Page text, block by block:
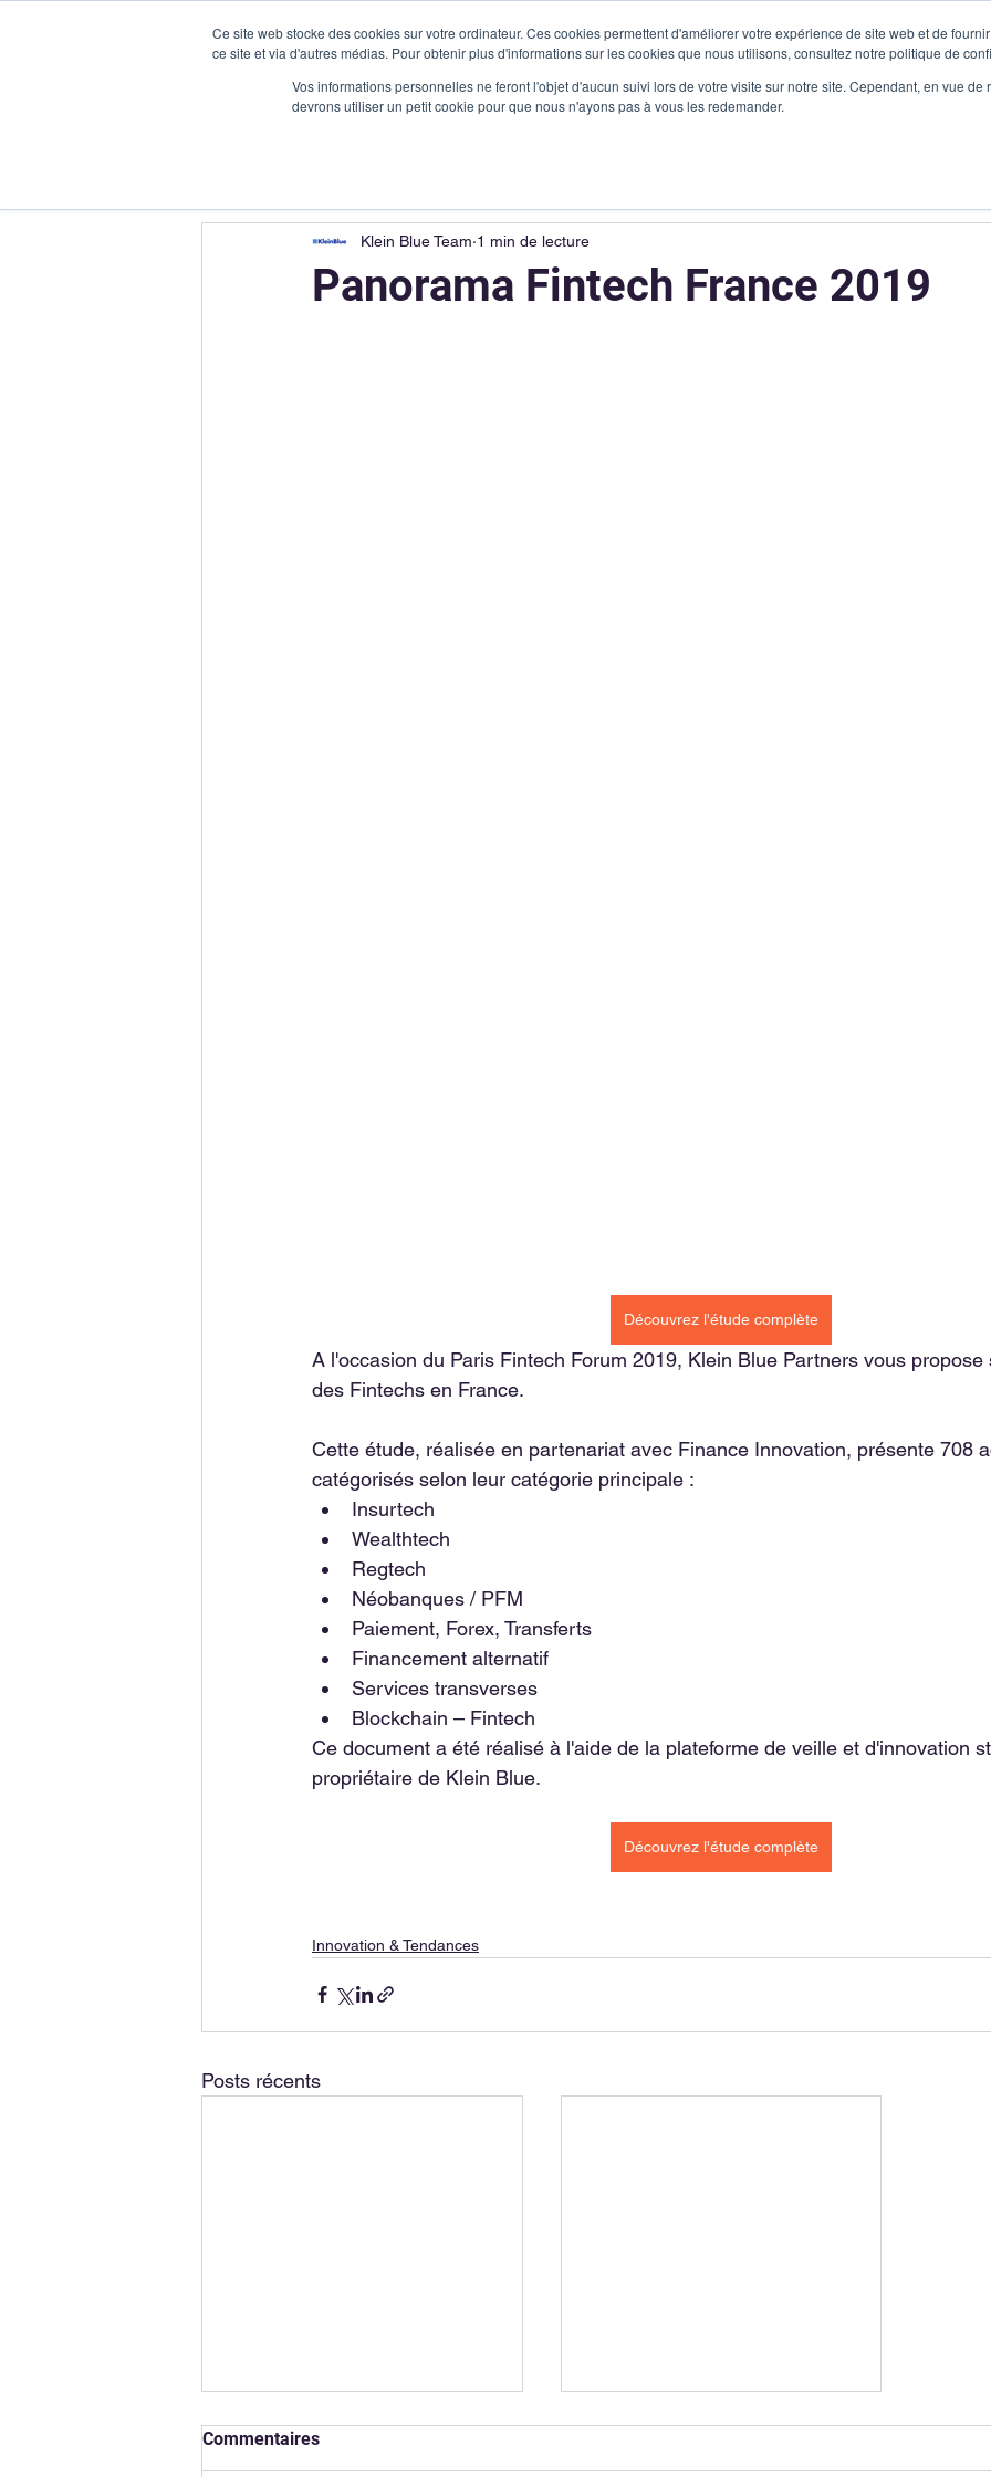
Ce site web stocke des cookies sur votre ordinateur. Ces cookies permettent d'améliorer votre expérience de site web et de
ce site et via d'autres médias. Pour obtenir plus d'informations sur les cookies que nous utilisons, consultez notre politique de
Vos informations personnelles ne feront l'objet d'aucun suivi lors de votre visite sur notre site. Cependant, en vue de
devrons utiliser un petit cookie pour que nous n'ayons pas à vous les redemander.
Produits Vous êtes Cas clients Ressources Me
Panorama Fintech France 2019
Klein Blue Team 1 min de lecture
Découvrez l'étude complète
A l'occasion du Paris Fintech Forum 2019, Klein Blue Partners vous propose
des Fintechs en France.
Cette étude, réalisée en partenariat avec Finance Innovation, présente 708
catégorisés selon leur catégorie principale :
Insurtech
Wealthtech
Regtech
Néobanques / PFM
Paiement, Forex, Transferts
Financement alternatif
Services transverses
Blockchain – Fintech
Ce document a été réalisé à l'aide de la plateforme de veille et d'innovation
propriétaire de Klein Blue.
Découvrez l'étude complète
Innovation & Tendances
Posts récents
Commentaires